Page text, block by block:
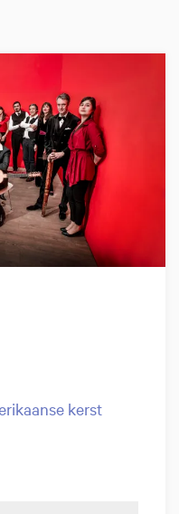
kerst